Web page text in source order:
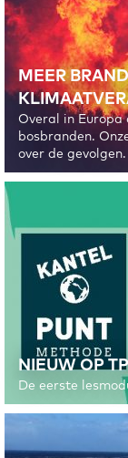
MEER
Overal in
bosbranden.
over de gevolgen.
NIEUW OP
De eerste